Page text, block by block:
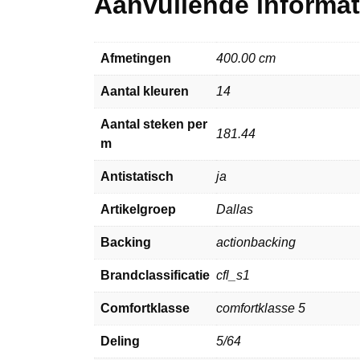
Afmetingen 400.00 cm
Aantal kleuren 14
Aantal steken per
m
181.44
Antistatisch ja
Artikelgroep Dallas
Backing actionbacking
Brandclassificatie cfl_s1
Comfortklasse comfortklasse 5
Deling 5/64